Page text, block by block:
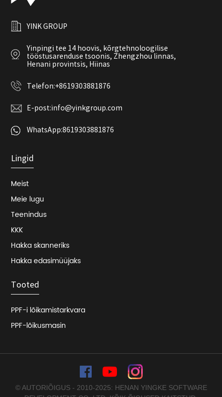
YINK GROUP
Yinpingi tee 14 hoovis, kõrgtehnoloogilise
tööstusarenduse tsoonis, Zhengzhou linnas,
Henani provintsis, Hiinas
Telefon:+8619303881876
E-post:info@yinkgroup.com
WhatsApp:8619303881876
Lingid
Meist
Meie lugu
Teenindus
KKK
Hakka skanneriks
Hakka edasimüüjaks
Tooted
PPF-i lõikamistarkvara
PPF-lõikusmasin
© AUTORIÕIGUS - 2010-2025: HENAN YINGKE SOFTWARE